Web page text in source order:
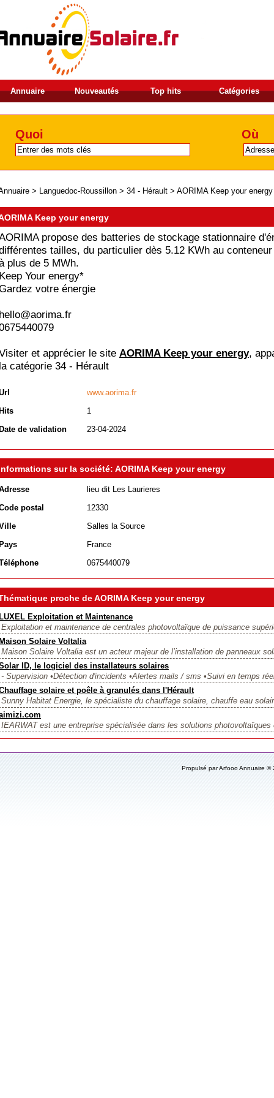
Annuaire Nouveautés Top hits Catégories
Quoi Où
> Languedoc-Roussillon > 34 - Hérault > AORIMA Keep your energy
Keep your energy
propose des batteries de stockage stationnaire
tailles, du particulier dès 5.12 KWh au
plus de 5 MWh.
Your energy*
votre énergie
et apprécier le site AORIMA Keep your energy,
catégorie 34 - Hérault
www.aorima.fr
1
de validation
23-04-2024
sur la société: AORIMA Keep your energy
lieu dit Les Laurieres
postal
12330
Salles la Source
France
0675440079
proche de AORIMA Keep your energy
Exploitation et Maintenance
Exploitation et maintenance de centrales photovoltaïque de puissance
Solaire Voltalia
Maison Solaire Voltalia est un acteur majeur de l’installation de panneaux
ID, le logiciel des installateurs solaires
- Supervision •Détection d'incidents •Alertes mails / sms •Suivi en temps
solaire et poêle à granulés dans l'Hérault
Sunny Habitat Energie, le spécialiste du chauffage solaire, chauffe eau
IEARWAT est une entreprise spécialisée dans les solutions
Propulsé par Arfooo